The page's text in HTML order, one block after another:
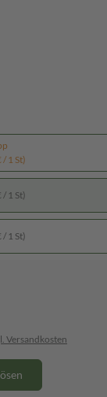
/ 1 St)
/ 1 St)
/ 1 St)
Versandkosten